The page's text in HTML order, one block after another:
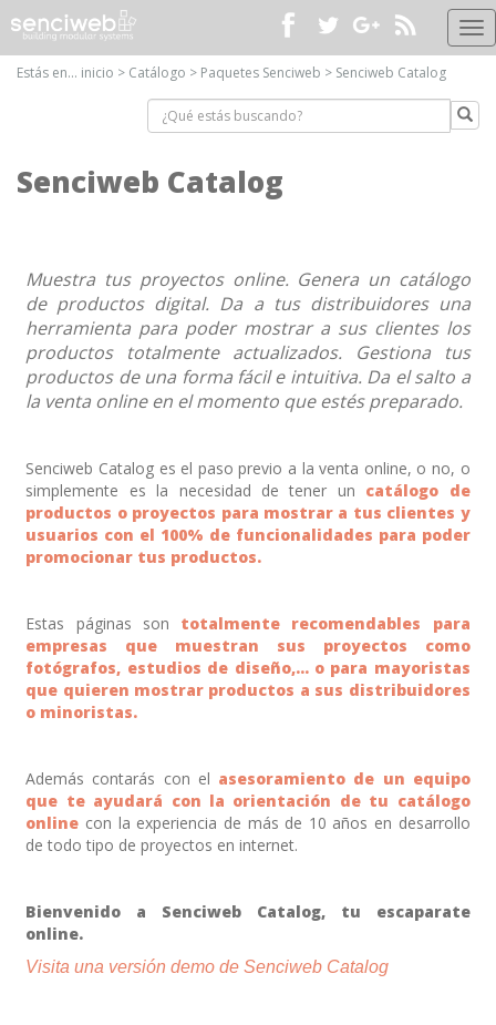
Estás en... inicio > Catálogo > Paquetes Senciweb > Senciweb Catalog
Senciweb Catalog
Muestra tus proyectos online. Genera un catálogo
de productos digital. Da a tus distribuidores una
herramienta para poder mostrar a sus clientes los
productos totalmente actualizados. Gestiona tus
productos de una forma fácil e intuitiva. Da el salto a
la venta online en el momento que estés preparado.
Senciweb Catalog es el paso previo a la venta online, o no, o
simplemente es la necesidad de tener un catálogo de
productos o proyectos para mostrar a tus clientes y
usuarios con el 100% de funcionalidades para poder
promocionar tus productos.
Estas páginas son totalmente recomendables para
empresas que muestran sus proyectos como
fotógrafos, estudios de diseño,... o para mayoristas
que quieren mostrar productos a sus distribuidores
o minoristas.
Además contarás con el asesoramiento de un equipo
que te ayudará con la orientación de tu catálogo
online con la experiencia de más de 10 años en desarrollo
de todo tipo de proyectos en internet.
Bienvenido a Senciweb Catalog, tu escaparate
online.
Visita una versión demo de Senciweb Catalog